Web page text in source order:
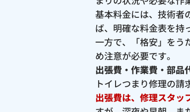
基本料金には、技術者
ば、明確な料金表を持
一方で、「格安」をう
め注意が必要です。
出張費・作業費・部品
トイレつまり修理の請
出張費は、修理スタッ